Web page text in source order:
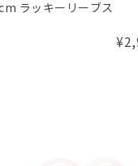
ラッキーリーブス
¥